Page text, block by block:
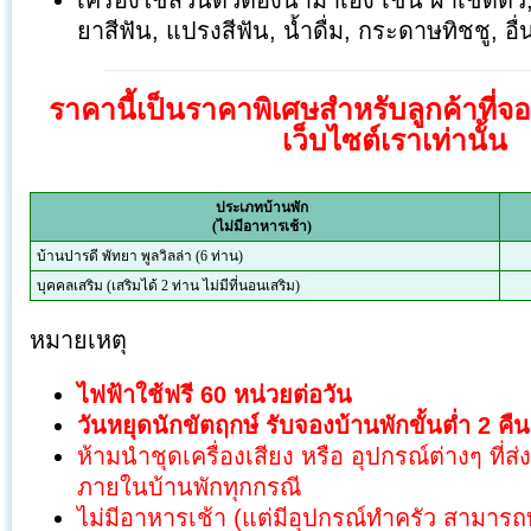
ยาสีฟัน, แปรงสีฟัน, น้ำดื่ม, กระดาษทิชชู, อื่
ราคานี้เป็นราคาพิเศษสำหรับลูกค้าที่จ
เว็บไซต์เราเท่านั้น
ประเภทบ้านพัก
(ไม่มีอาหารเช้า)
บ้านปารดี พัทยา พูลวิลล่า (6 ท่าน)
บุคคลเสริม (เสริมได้ 2 ท่าน ไม่มีที่นอนเสริม)
หมายเหตุ
ไฟฟ้าใช้ฟรี 60 หน่วยต่อวัน
วันหยุดนักขัตฤกษ์ รับจองบ้านพักขั้นต่ำ 2 คืน
ห้ามนำชุดเครื่องเสียง หรือ อุปกรณ์ต่างๆ ที่ส่ง
ภายในบ้านพักทุกกรณี
ไม่มีอาหารเช้า (แต่มีอุปกรณ์ทำครัว สามาร